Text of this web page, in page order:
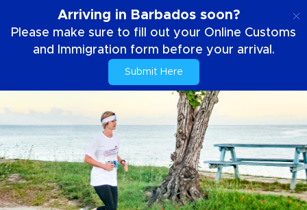
Arriving in Barbados soon?
Please make sure to fill out your Online Customs
and Immigration form before your arrival.
Submit Here